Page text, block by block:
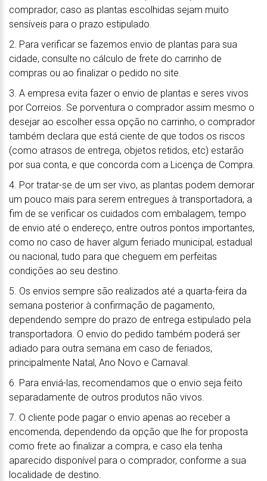
comprador, caso as plantas escolhidas sejam muito
sensíveis para o prazo estipulado.
2. Para verificar se fazemos envio de plantas para sua
cidade, consulte no cálculo de frete do carrinho de
compras ou ao finalizar o pedido no site.
3. A empresa evita fazer o envio de plantas e seres vivos
por Correios. Se porventura o comprador assim mesmo o
desejar ao escolher essa opção no carrinho, o comprador
também declara que está ciente de que todos os riscos
(como atrasos de entrega, objetos retidos, etc) estarão
por sua conta, e que concorda com a Licença de Compra.
4. Por tratar-se de um ser vivo, as plantas podem demorar
um pouco mais para serem entregues à transportadora, a
fim de se verificar os cuidados com embalagem, tempo
de envio até o endereço, entre outros pontos importantes,
como no caso de haver algum feriado municipal, estadual
ou nacional, tudo para que cheguem em perfeitas
condições ao seu destino.
5. Os envios sempre são realizados até a quarta-feira da
semana posterior à confirmação de pagamento,
dependendo sempre do prazo de entrega estipulado pela
transportadora. O envio do pedido também poderá ser
adiado para outra semana em caso de feriados,
principalmente Natal, Ano Novo e Carnaval.
6. Para enviá-las, recomendamos que o envio seja feito
separadamente de outros produtos não vivos.
7. O cliente pode pagar o envio apenas ao receber a
encomenda, dependendo da opção que lhe for proposta
como frete ao finalizar a compra, e caso ela tenha
aparecido disponível para o comprador, conforme a sua
localidade de destino.